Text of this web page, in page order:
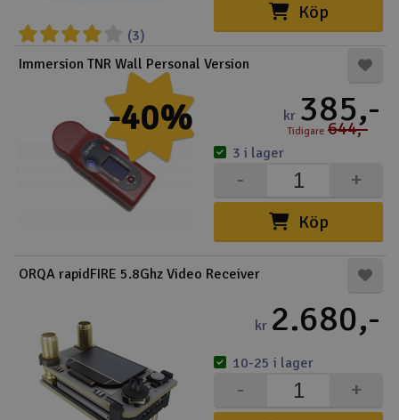
(3)
Köp
-40%
Immersion TNR Wall Personal Version
kr 385,-
Tidigare 644,-
Köp
+
-
3 i lager
ORQA rapidFIRE 5.8Ghz Video Receiver
kr 2.680,-
+
-
10-25 i lager